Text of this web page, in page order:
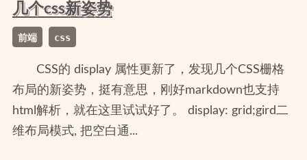
几个css新姿势
前端 css
CSS的 display 属性更新了，发现几个CSS栅格
布局的新姿势，挺有意思，刚好markdown也支持
html解析，就在这里试试好了。 display: grid;gird二
维布局模式, 把空白通...